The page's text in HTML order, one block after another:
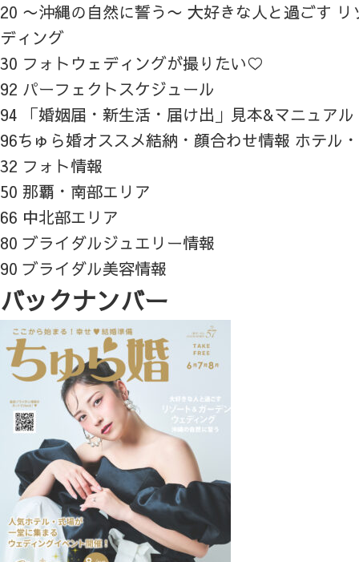
20 〜沖縄の自然に誓う〜 大好きな人と過ごす
ディング
30 フォトウェディングが撮りたい♡
92 パーフェクトスケジュール
94 「婚姻届・新生活・届け出」見本&マニュアル
96ちゅら婚オススメ結納・顔合わせ情報 ホテル
32 フォト情報
50 那覇・南部エリア
66 中北部エリア
80 ブライダルジュエリー情報
90 ブライダル美容情報
バックナンバー